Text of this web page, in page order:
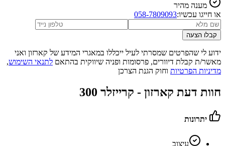
מענה מהיר
או חייגו עכשיו:058-7809093
קבלו הצעה
ידוע לי שהפרטים שמסרתי לעיל ייכללו במאגרי המידע של קארזון ואני
מאשר/ת קבלת דיוורים, פרסומות ופניה שיווקית בהתאם לתנאי השימוש,
מדיניות הפרטיות וחוק הגנת הצרכן
חוות דעת קארזון - קרייזלר 300
יתרונות
עיצוב